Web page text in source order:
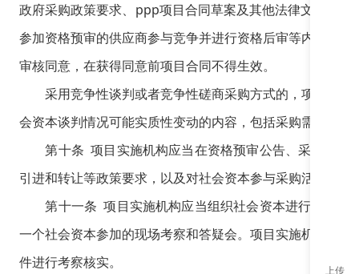
政府采购政策要求、ppp项目合同草案及其他法律文本、
参加资格预审的供应商参与竞争并进行资格后审等内容。
审核同意，在获得同意前项目合同不得生效。
采用竞争性谈判或者竞争性磋商采购方式的，项目采购
会资本谈判情况可能实质性变动的内容，包括采购需求中
第十条 项目实施机构应当在资格预审公告、采购公告
引进和转让等政策要求，以及对社会资本参与采购活动和
第十一条 项目实施机构应当组织社会资本进行现场考
一个社会资本参加的现场考察和答疑会。项目实施机构可
件进行考察核实。
上传